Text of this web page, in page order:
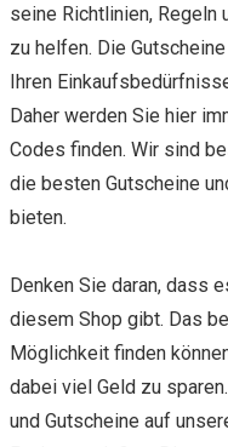
seine Richtlinien, Regeln
zu helfen. Die
Ihren
Daher werden Sie hier
Codes finden. Wir sind
die besten Gutscheine
bieten.
Denken Sie daran, dass
diesem Shop gibt. Das
Möglichkeit finden
dabei viel Geld zu
und Gutscheine auf